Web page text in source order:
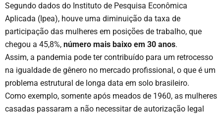
Segundo dados do Instituto de Pesquisa Econômica
Aplicada (Ipea), houve uma diminuição da taxa de
participação das mulheres em posições de trabalho, que
chegou a 45,8%, número mais baixo em 30 anos.
Assim, a pandemia pode ter contribuído para um retrocesso
na igualdade de gênero no mercado profissional, o que é um
problema estrutural de longa data em solo brasileiro.
Como exemplo, somente após meados de 1960, as mulheres
casadas passaram a não necessitar de autorização legal